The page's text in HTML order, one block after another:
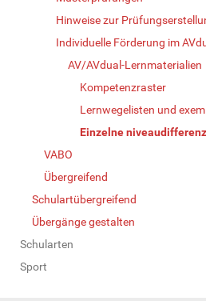
Hinweise zur
Individuelle Förderung im
AV/AVdual-Lernmaterialien
Kompetenzraster
Lernwegelisten und
Einzelne
VABO
Übergreifend
Schulartübergreifend
Übergänge gestalten
Schularten
Sport